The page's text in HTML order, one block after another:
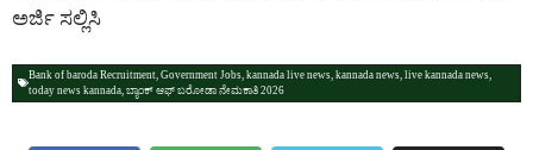
ಅರ್ಜಿ ಸಲ್ಲಿಸಿ
Bank of baroda Recruitment Government Jobs kannada live news kannada news live kannada news
today news kannada ಬ್ಯಾಂಕ್ ಆಫ್ ಬರೋಡಾ ನೇಮಕಾತಿ 2026